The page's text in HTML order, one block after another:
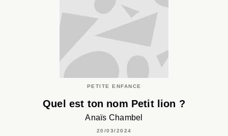
PETITE ENFANCE
Quel est ton nom Petit lion ?
Anaïs Chambel
20/03/2024